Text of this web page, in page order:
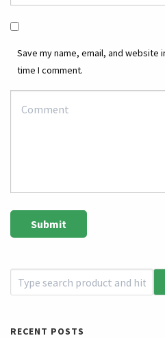
Save my name, email, and
time I comment.
RECENT POSTS